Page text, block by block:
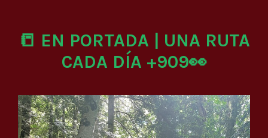
📒 EN PORTADA | UNA RUTA
CADA DÍA +909👀